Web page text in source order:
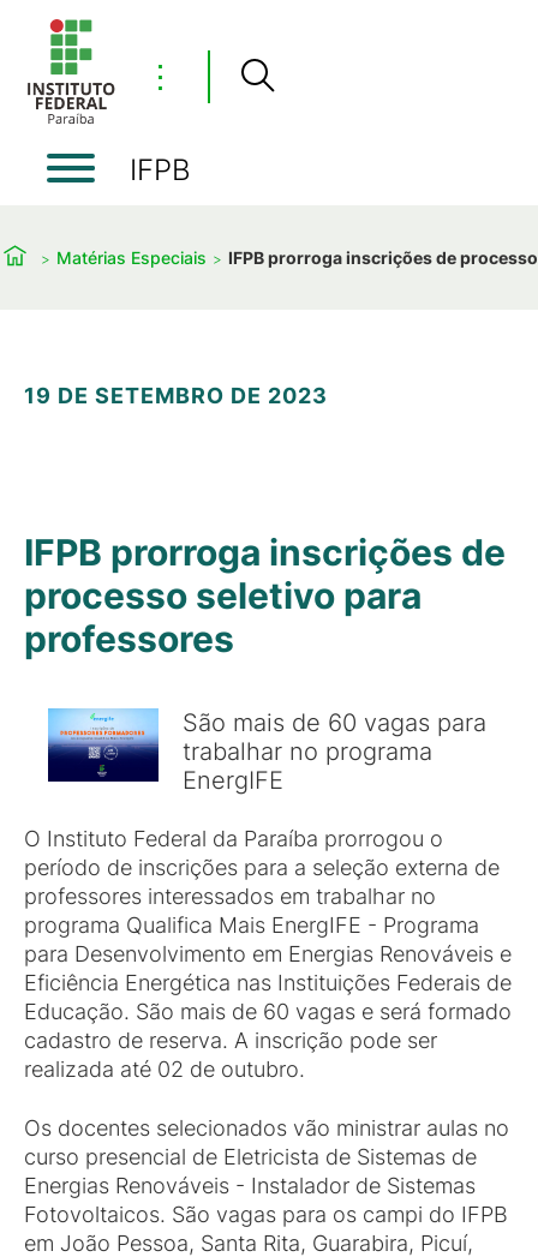
⋮
IFPB
Matérias Especiais IFPB prorroga inscrições de
19 DE SETEMBRO DE 2023
IFPB prorroga inscrições de
processo seletivo para
professores
São mais de 60 vagas para
trabalhar no programa
EnergIFE
O Instituto Federal da Paraíba prorrogou o
período de inscrições para a seleção externa de
professores interessados em trabalhar no
programa Qualifica Mais EnergIFE - Programa
para Desenvolvimento em Energias Renováveis e
Eficiência Energética nas Instituições Federais de
Educação. São mais de 60 vagas e será formado
cadastro de reserva. A inscrição pode ser
realizada até 02 de outubro.
Os docentes selecionados vão ministrar aulas no
curso presencial de Eletricista de Sistemas de
Energias Renováveis - Instalador de Sistemas
Fotovoltaicos. São vagas para os campi do IFPB
em João Pessoa, Santa Rita, Guarabira, Picuí,